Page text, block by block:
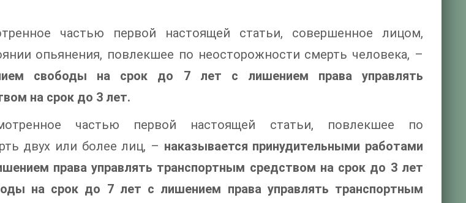
частью первой настоящей статьи, совершенное лицом,
опьянения, повлекшее по неосторожности смерть человека, –
свободы на срок до 7 лет с лишением права управлять
на срок до 3 лет.
частью первой настоящей статьи, повлекшее по
двух или более лиц, – наказывается принудительными работами
права управлять транспортным средством на срок до 3 лет
на срок до 7 лет с лишением права управлять транспортным